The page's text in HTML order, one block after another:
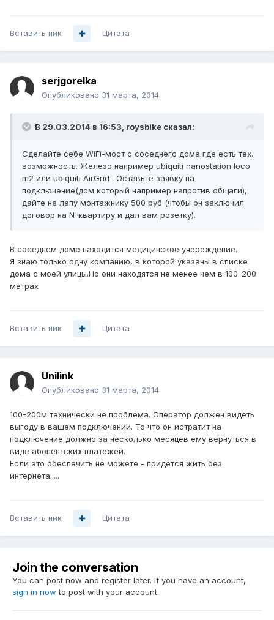
Вставить ник Цитата
serjgorelka
Опубликовано 31 марта, 2014
В 29.03.2014 в 16:53, roysbike сказал:
Сделайте себе WiFi-мост с соседнего дома где есть тех.
возможность. Железо например ubiquiti nanostation loco
m2 или ubiquiti AirGrid . Оставьте заявку на
подключение(дом который например напротив общаги),
дайте на лапу монтажнику 500 руб (чтобы он заключил
договор на N-квартиру и дал вам розетку).
В соседнем доме находится медицинское учереждение.
Я знаю только одну компанию, в которой указаны в списке
дома с моей улицы.Но они находятся не менее чем в 100-200
метрах
Вставить ник Цитата
Unilink
Опубликовано 31 марта, 2014
100-200м технически не проблема. Оператор должен видеть
выгоду в вашем подключении. То что он истратит на
подключение должно за несколько месяцев ему вернуться в
виде абонентских платежей.
Если это обеспечить не можете - придётся жить без
интернета.....
Вставить ник Цитата
Join the conversation
You can post now and register later. If you have an account,
sign in now to post with your account.